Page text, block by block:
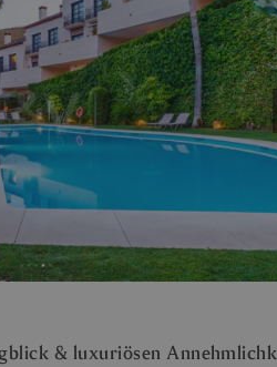
& luxuriösen